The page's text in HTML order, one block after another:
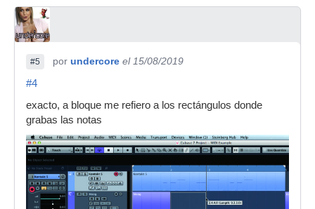
#5 por undercore el 15/08/2019
#4
exacto, a bloque me refiero a los rectángulos donde
grabas las notas